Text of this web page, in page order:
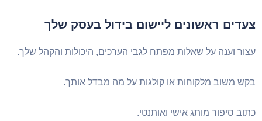
צעדים ראשונים ליישום בידול בעסק שלך
עצור וענה על שאלות מפתח לגבי הערכים, היכולות והקהל שלך.
בקש משוב מלקוחות או קולגות על מה מבדל אותך.
כתוב סיפור מותג אישי ואותנטי.